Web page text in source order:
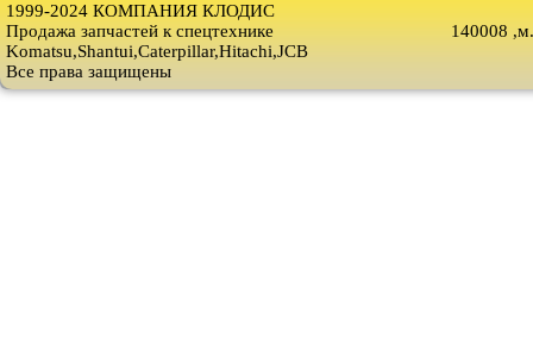
1999-2024 КОМПАНИЯ КЛОДИС
Продажа запчастей к спецтехнике
Komatsu,Shantui,Caterpillar,Hitachi,JCB
Все права защищены
140008